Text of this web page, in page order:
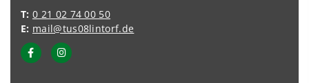
T: 0 21 02 74 00 50
E: mail@tus08lintorf.de